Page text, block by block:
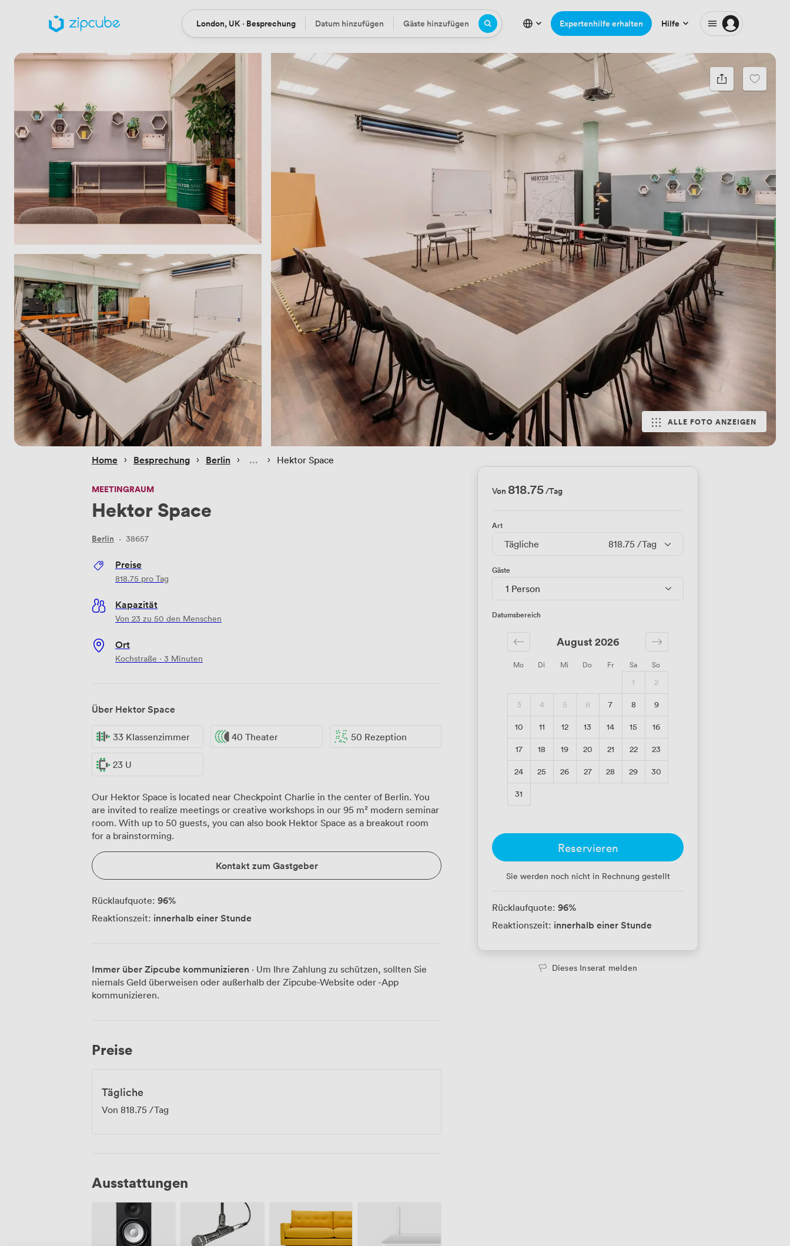
OrtLondon, UK · Besprechung Datum
Datum hinzufügen Gäste
Gäste hinzufügen Expertenhilfe erhalten Hilfe
ALLE FOTO ANZEIGEN
Home › Besprechung › Berlin › › Hektor Space
MEETINGRAUM
Hektor Space
Berlin · 38657
Preise
818.75 pro Tag
Kapazität
Von 23 zu 50 den Menschen
Ort
Kochstraße · 3 Minuten
Über Hektor Space
33 Klassenzimmer 40 Theater 50 Rezeption
23 U
Our Hektor Space is located near Checkpoint Charlie in the center of Berlin. You
are invited to realize meetings or creative workshops in our 95 m² modern seminar
room. With up to 50 guests, you can also book Hektor Space as a breakout room
for a brainstorming.
Kontakt zum Gastgeber
Rücklaufquote: 96%
Reaktionszeit: innerhalb einer Stunde
Immer über Zipcube kommunizieren · Um Ihre Zahlung zu schützen, sollten Sie
niemals Geld überweisen oder außerhalb der Zipcube-Website oder -App
kommunizieren.
Preise
Tägliche
Von 818.75 /Tag
Ausstattungen
Von 818.75/Tag
Art
Tägliche 818.75 /Tag
Gäste
1 Person
Datumsbereich
Mo Di Mi Do Fr Sa So
August 2026
1
2
3
4 5 6 7 8
9
10
11 12 13 14 15
16
17
18 19 20 21 22
23
24
25 26 27 28 29
30
31
Reservieren
Sie werden noch nicht in Rechnung gestellt
Rücklaufquote: 96%
Reaktionszeit: innerhalb einer Stunde
Dieses Inserat melden